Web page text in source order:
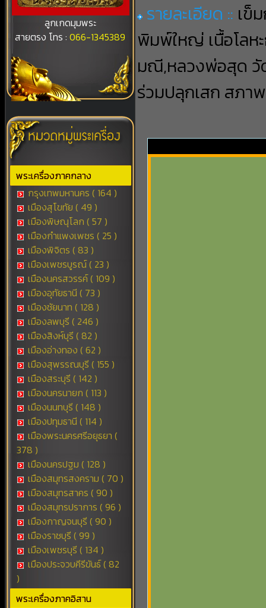
ลูกเกดมุมพระ
สายตรง โทร :066-1345389
พระเครื่องภาคกลาง
กรุงเทพมหานคร ( 164 )
เมืองสุโขทัย ( 49 )
เมืองพิษณุโลก ( 57 )
เมืองกำแพงเพชร ( 25 )
เมืองพิจิตร ( 83 )
เมืองเพชรบูรณ์ ( 23 )
เมืองนครสวรรค์ ( 109 )
เมืองอุทัยธานี ( 73 )
เมืองชัยนาท ( 128 )
เมืองลพบุรี ( 246 )
เมืองสิงห์บุรี ( 82 )
เมืองอ่างทอง ( 62 )
เมืองสุพรรณบุรี ( 155 )
เมืองสระบุรี ( 142 )
เมืองนครนายก ( 113 )
เมืองนนทบุรี ( 148 )
เมืองปทุมธานี ( 114 )
เมืองพระนครศรีอยุธยา (
378 )
เมืองนครปฐม ( 128 )
เมืองสมุทรสงคราม ( 70 )
เมืองสมุทรสาคร ( 90 )
เมืองสมุทรปราการ ( 96 )
เมืองกาญจนบุรี ( 90 )
เมืองราชบุรี ( 99 )
เมืองเพชรบุรี ( 134 )
เมืองประจวบคีรีขันธ์ ( 82
)
พระเครื่องภาคอิสาน
รายละเอียด :: เข็
พิมพ์ใหญ่ เนื้อโลห
มณี,หลวงพ่อสุด วั
ร่วมปลุกเสก สภา